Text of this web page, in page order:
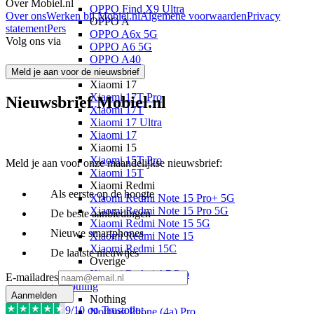
OPPO Find X9 Ultra
OPPO A
OPPO A6x 5G
OPPO A6 5G
OPPO A40
Xiaomi
Xiaomi 17
Xiaomi 17T Pro
Xiaomi 17T
Xiaomi 17 Ultra
Xiaomi 17
Xiaomi 15
Xiaomi 15T Pro
Xiaomi 15T
Xiaomi Redmi
Xiaomi Redmi Note 15 Pro+ 5G
Xiaomi Redmi Note 15 Pro 5G
Xiaomi Redmi Note 15 5G
Xiaomi Redmi Note 15
Xiaomi Redmi 15C
Overige
Xiaomi Redmi A7 Pro
Nothing
Nothing
Nothing Phone (4a) Pro
Over Mobiel.nl
Over onsWerken bij Mobiel.nlAlgemene voorwaardenPrivacy
statementPers
Volg ons via
Meld je aan voor de nieuwsbrief
Nieuwsbrief Mobiel.nl
Meld je aan voor onze maandelijkse nieuwsbrief:
Als eerste op de hoogte
De beste aanbiedingen
Nieuwe smartphones
De laatste nieuwtjes
E-mailadres
Aanmelden
9/10 op Trustpilot